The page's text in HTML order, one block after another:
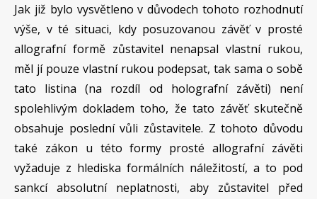
Jak již bylo vysvětleno v důvodech tohoto rozhodnutí
výše, v té situaci, kdy posuzovanou závěť v prosté
allografní formě zůstavitel nenapsal vlastní rukou,
měl jí pouze vlastní rukou podepsat, tak sama o sobě
tato listina (na rozdíl od holografní závěti) není
spolehlivým dokladem toho, že tato závěť skutečně
obsahuje poslední vůli zůstavitele. Z tohoto důvodu
také zákon u této formy prosté allografní závěti
vyžaduje z hlediska formálních náležitostí, a to pod
sankcí absolutní neplatnosti, aby zůstavitel před